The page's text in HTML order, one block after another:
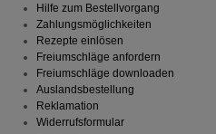
Hilfe zum Bestellvorgang
Zahlungsmöglichkeiten
Rezepte einlösen
Freiumschläge anfordern
Freiumschläge downloaden
Auslandsbestellung
Reklamation
Widerrufsformular